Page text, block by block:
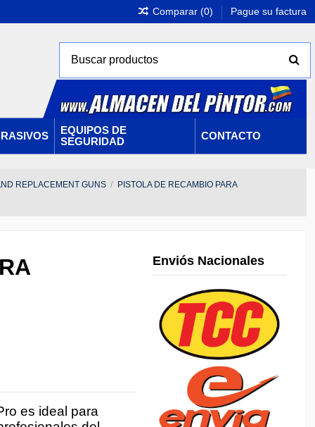
Comparar (0) Pague su factura
EQUIPOS DE
SEGURIDAD
CONTACTO
REPLACEMENT GUNS PISTOLA DE RECAMBIO PARA
es ideal para
Enviós Nacionales